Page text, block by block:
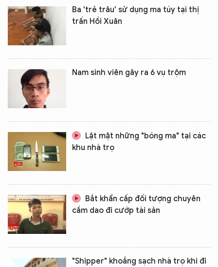
Ba 'trẻ trâu' sử dụng ma túy tại thị
trấn Hồi Xuân
Nam sinh viên gây ra 6 vụ trộm
Lật mặt những "bóng ma" tại các
khu nhà trọ
Bắt khẩn cấp đối tượng chuyên
cầm dao đi cướp tài sản
"Shipper" khoắng sạch nhà trọ khi đi